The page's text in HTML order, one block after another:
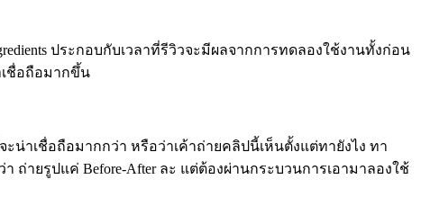
ประกอบกับเวลาที่รีวิวจะมีผลจากการทดลองใช้งานทั้งก่อน
ชื่อถือมากขึ้น
าเชื่อถือมากกว่า หรือว่าเค้าถ่ายคลิปนี้เห็นตั้งแต่ทายังไง ทา
ถ่ายรูปแค่ Before-After ละ แต่ต้องผ่านกระบวนการเอามาลองใช้